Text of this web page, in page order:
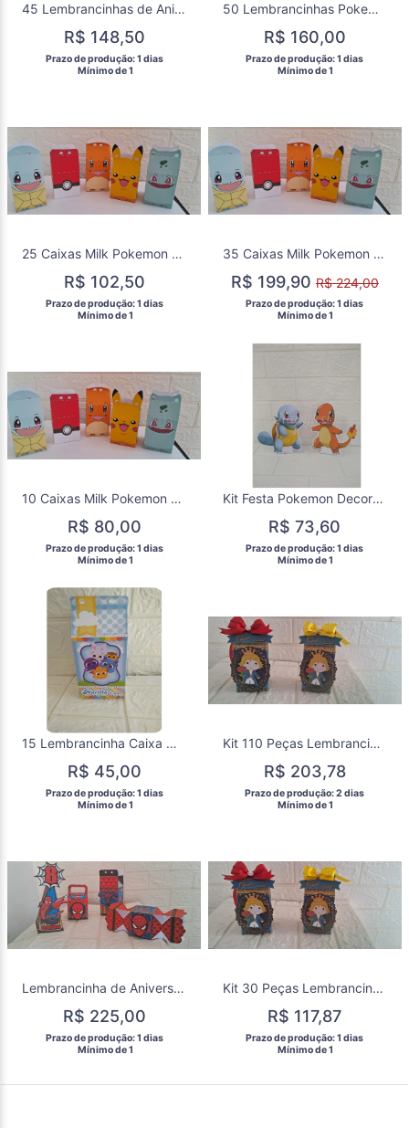
45 Lembrancinhas de Aniversário Caixa Milk Pokemon Kit Festa
R$ 148,50
Prazo de produção: 1 dias
  Mínimo de 1
50 Lembrancinhas Pokemon Caixa Milk Aniversário Festa
R$ 160,00
Prazo de produção: 1 dias
  Mínimo de 1
25 Caixas Milk Pokemon Aniversário Kit Festa Lembrancinha
R$ 102,50
Prazo de produção: 1 dias
  Mínimo de 1
35 Caixas Milk Pokemon Lembrancinha Aniversário Kit Festa
R$ 199,90R$ 224,00
Prazo de produção: 1 dias
  Mínimo de 1
10 Caixas Milk Pokemon Lembrancinha Aniversário Festa
R$ 80,00
Prazo de produção: 1 dias
  Mínimo de 1
Kit Festa Pokemon Decoração de Aniversário Só Um Bolinho
R$ 73,60
Prazo de produção: 1 dias
  Mínimo de 1
15 Lembrancinha Caixa Milk Bolofofos Aniversário Festa
R$ 45,00
Prazo de produção: 1 dias
  Mínimo de 1
Kit 110 Peças Lembrancinhas Personalizada o Pequeno Príncipe
R$ 203,78
Prazo de produção: 2 dias
  Mínimo de 1
Lembrancinha de Aniversário Homem Aranha Kit Festa
R$ 225,00
Prazo de produção: 1 dias
  Mínimo de 1
Kit 30 Peças Lembrancinhas Personalizadas o Pequeno Príncipe
R$ 117,87
Prazo de produção: 1 dias
  Mínimo de 1